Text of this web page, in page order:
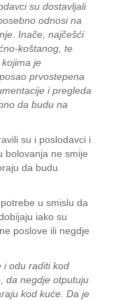
su dostavljali
odnosi na
Inače, najčešći
koštanog, te
je
prvostepena
i pregleda
da budu na
su i poslodavci i
bolovanja ne smije
da budu
u smislu da
iako su
poslove ili negdje
i odu raditi kod
da negdje otputuju
kod kuće. Da je